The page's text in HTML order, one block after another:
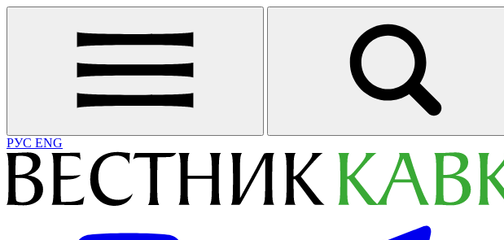
РУС ENG